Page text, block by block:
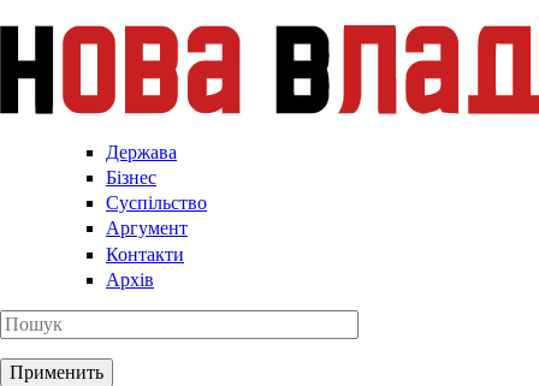
Держава
Бізнес
Суспільство
Аргумент
Контакти
Архів